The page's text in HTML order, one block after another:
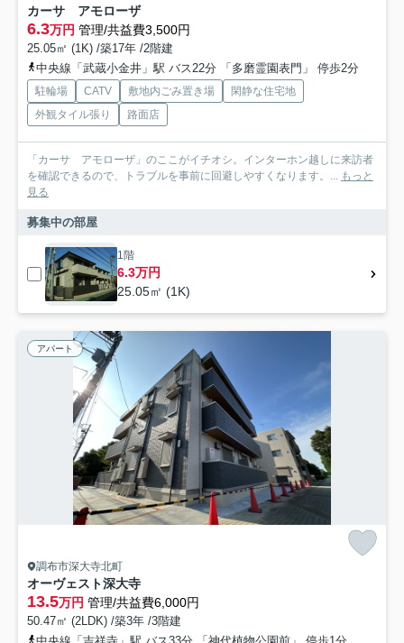
カーサ アモローザ
6.3万円 管理/共益費3,500円
25.05㎡ (1K) /築17年 /2階建
中央線「武蔵小金井」駅 バス22分 「多磨霊園表門」 停歩2分
駐輪場 CATV 敷地内ごみ置き場
閑静な住宅地
外観タイル張り
路面店
「カーサ アモローザ」のここがイチオシ。インターホン越しに来訪者
を確認できるので、トラブルを事前に回避しやすくなります。... もっと
見る
募集中の部屋
1階
6.3万円
25.05㎡ (1K)
アパート
調布市深大寺北町
オーヴェスト深大寺
13.5万円 管理/共益費6,000円
50.47㎡ (2LDK) /築3年 /3階建